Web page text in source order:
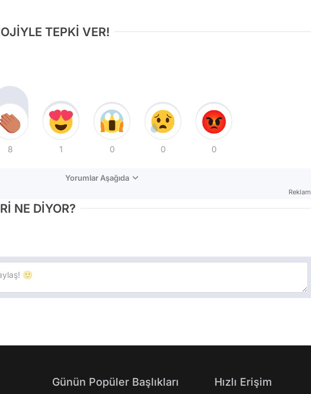
TEPKİ VER!
8 1 0 0 0
Yorumlar Aşağıda
Reklam
NE DİYOR?
Günün Popüler Başlıkları Hızlı Erişim